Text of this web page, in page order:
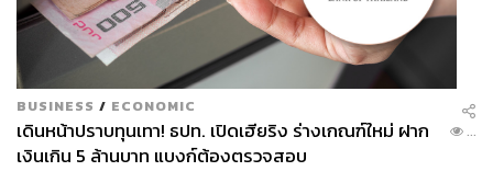
BUSINESS / ECONOMIC
เดินหน้าปราบทุนเทา! ธปท. เปิดเฮียริง ร่างเกณฑ์ใหม่ ฝาก
เงินเกิน 5 ล้านบาท แบงก์ต้องตรวจสอบ
...